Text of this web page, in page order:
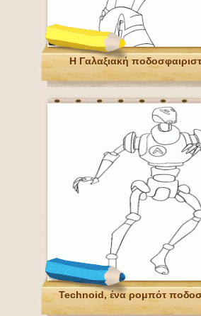
Η Γαλαξιακή
Technoid, ένα ρομπότ